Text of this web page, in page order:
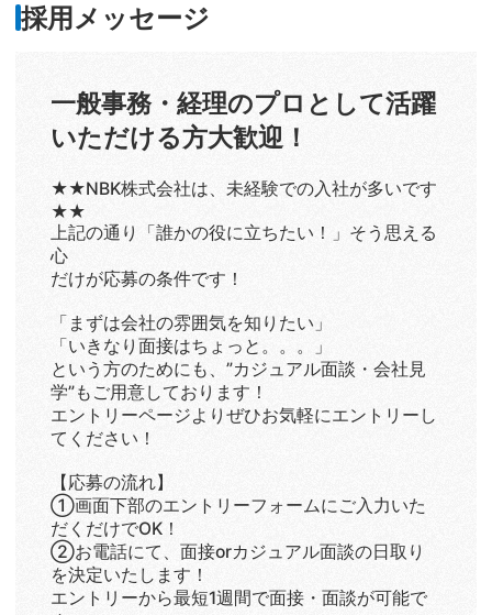
採用メッセージ
一般事務・経理のプロとして活躍
いただける方大歓迎！
★★NBK株式会社は、未経験での入社が多いです
★★
上記の通り「誰かの役に立ちたい！」そう思える
心
だけが応募の条件です！
「まずは会社の雰囲気を知りたい」
「いきなり面接はちょっと。。。」
という方のためにも、”カジュアル面談・会社見
学”もご用意しております！
エントリーページよりぜひお気軽にエントリーし
てください！
【応募の流れ】
①画面下部のエントリーフォームにご入力いた
だくだけでOK！
②お電話にて、面接orカジュアル面談の日取り
を決定いたします！
エントリーから最短1週間で面接・面談が可能で